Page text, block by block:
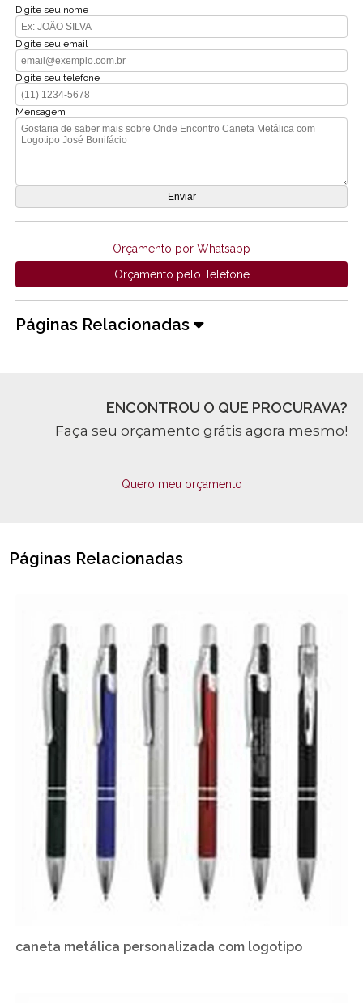
Digite seu nome
Digite seu email
Digite seu telefone
Mensagem
Orçamento por Whatsapp
Orçamento pelo Telefone
Páginas Relacionadas
ENCONTROU O QUE PROCURAVA?
Faça seu orçamento grátis agora mesmo!
Quero meu orçamento
Páginas Relacionadas
caneta metálica personalizada com logotipo